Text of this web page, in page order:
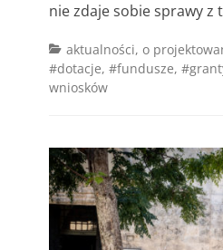
nie zdaje sobie sprawy z
Categories
aktualności, o
#dotacje, #fundusze,
wniosków